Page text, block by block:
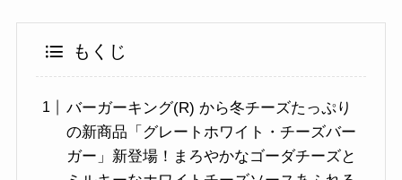
もくじ
バーガーキング(R) から冬チーズたっぷり
の新商品「グレートホワイト・チーズバー
ガー」新登場！まろやかなゴーダチーズと